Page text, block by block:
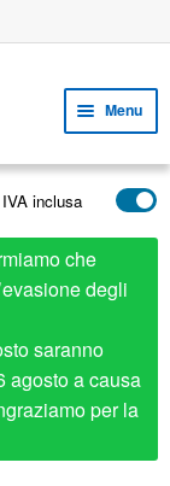
Menu
il
menu
child
child
child
inclusa
che
degli
saranno
agosto a causa
per la